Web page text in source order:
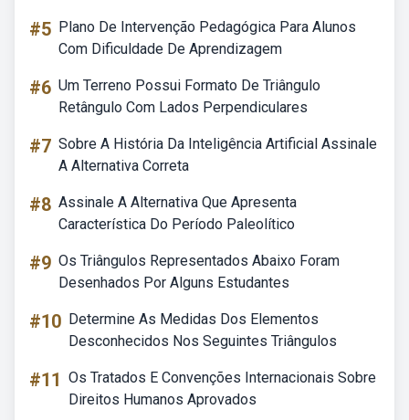
#5 Plano De Intervenção Pedagógica Para Alunos
Com Dificuldade De Aprendizagem
#6 Um Terreno Possui Formato De Triângulo
Retângulo Com Lados Perpendiculares
#7 Sobre A História Da Inteligência Artificial Assinale
A Alternativa Correta
#8 Assinale A Alternativa Que Apresenta
Característica Do Período Paleolítico
#9 Os Triângulos Representados Abaixo Foram
Desenhados Por Alguns Estudantes
#10 Determine As Medidas Dos Elementos
Desconhecidos Nos Seguintes Triângulos
#11 Os Tratados E Convenções Internacionais Sobre
Direitos Humanos Aprovados